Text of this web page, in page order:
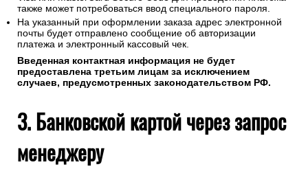
также может потребоваться ввод специального пароля.
На указанный при оформлении заказа адрес электронной
почты будет отправлено сообщение об авторизации
платежа и электронный кассовый чек.
Введенная контактная информация не будет
предоставлена третьим лицам за исключением
случаев, предусмотренных законодательством РФ.
3. Банковской картой через запрос
менеджеру